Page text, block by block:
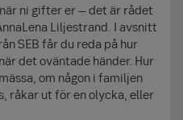
ni gifter er – det är rådet
Liljestrand. I avsnitt
SEB får du reda på hur
det oväntade händer. Hur
om någon i familjen
råkar ut för en olycka, eller